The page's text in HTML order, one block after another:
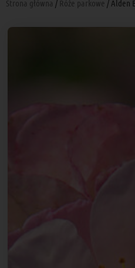
Strona główna / Róże parkowe / Alden